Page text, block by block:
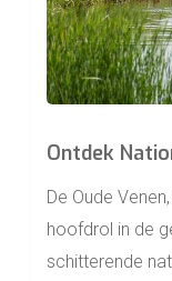
Ontdek
De Oude
hoofdrol in de
schitterende